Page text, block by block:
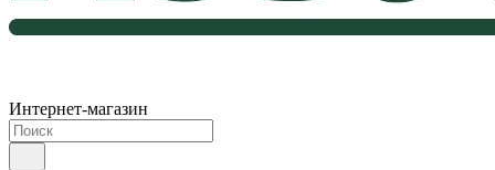
Интернет-магазин